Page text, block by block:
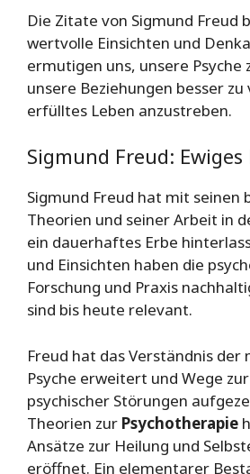
Die Zitate von Sigmund Freud
wertvolle Einsichten und
ermutigen uns, unsere Psyche
unsere Beziehungen besser
erfülltes Leben anzustreben.
Sigmund Freud: Ewiges
Sigmund Freud hat mit seinen
Theorien und seiner Arbeit in
ein dauerhaftes Erbe
und Einsichten haben die
Forschung und Praxis
sind bis heute relevant.
Freud hat das Verständnis der
Psyche erweitert und Wege
psychischer Störungen
Theorien zur Psychotherapie
Ansätze zur Heilung und
eröffnet. Ein elementarer